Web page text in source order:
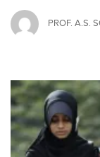
PROF. A.S.